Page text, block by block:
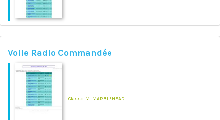
Voile Radio Commandée
Classe "M" MARBLEHEAD